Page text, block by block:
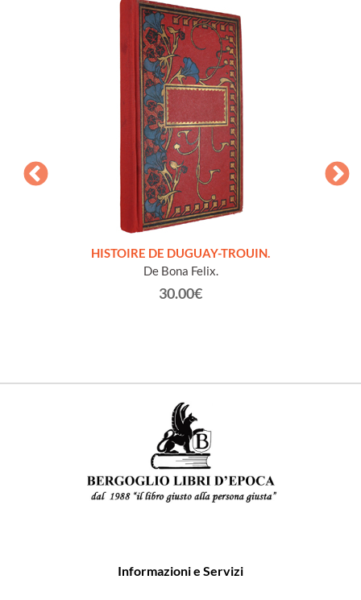
HISTOIRE DE DUGUAY-TROUIN.
De Bona Felix.
30.00€
Informazioni e Servizi